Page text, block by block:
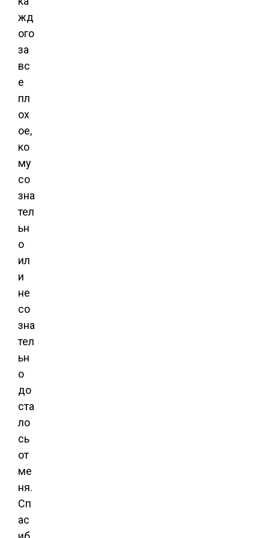
жд
ого
за
вс
е
пл
ох
ое,
ко
му
со
зна
тел
ьн
о
ил
и
не
со
зна
тел
ьн
о
до
ста
ло
сь
от
ме
ня.
Сп
ас